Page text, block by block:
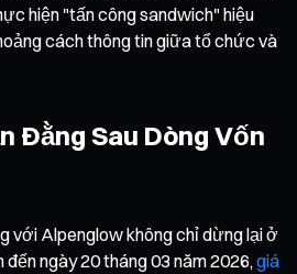
hiện "tấn công sandwich" hiệu
cách thông tin giữa tổ chức và
Đằng Sau Dòng Vốn
với Alpenglow không chỉ dừng lại ở
ngày 20 tháng 03 năm 2026, giá